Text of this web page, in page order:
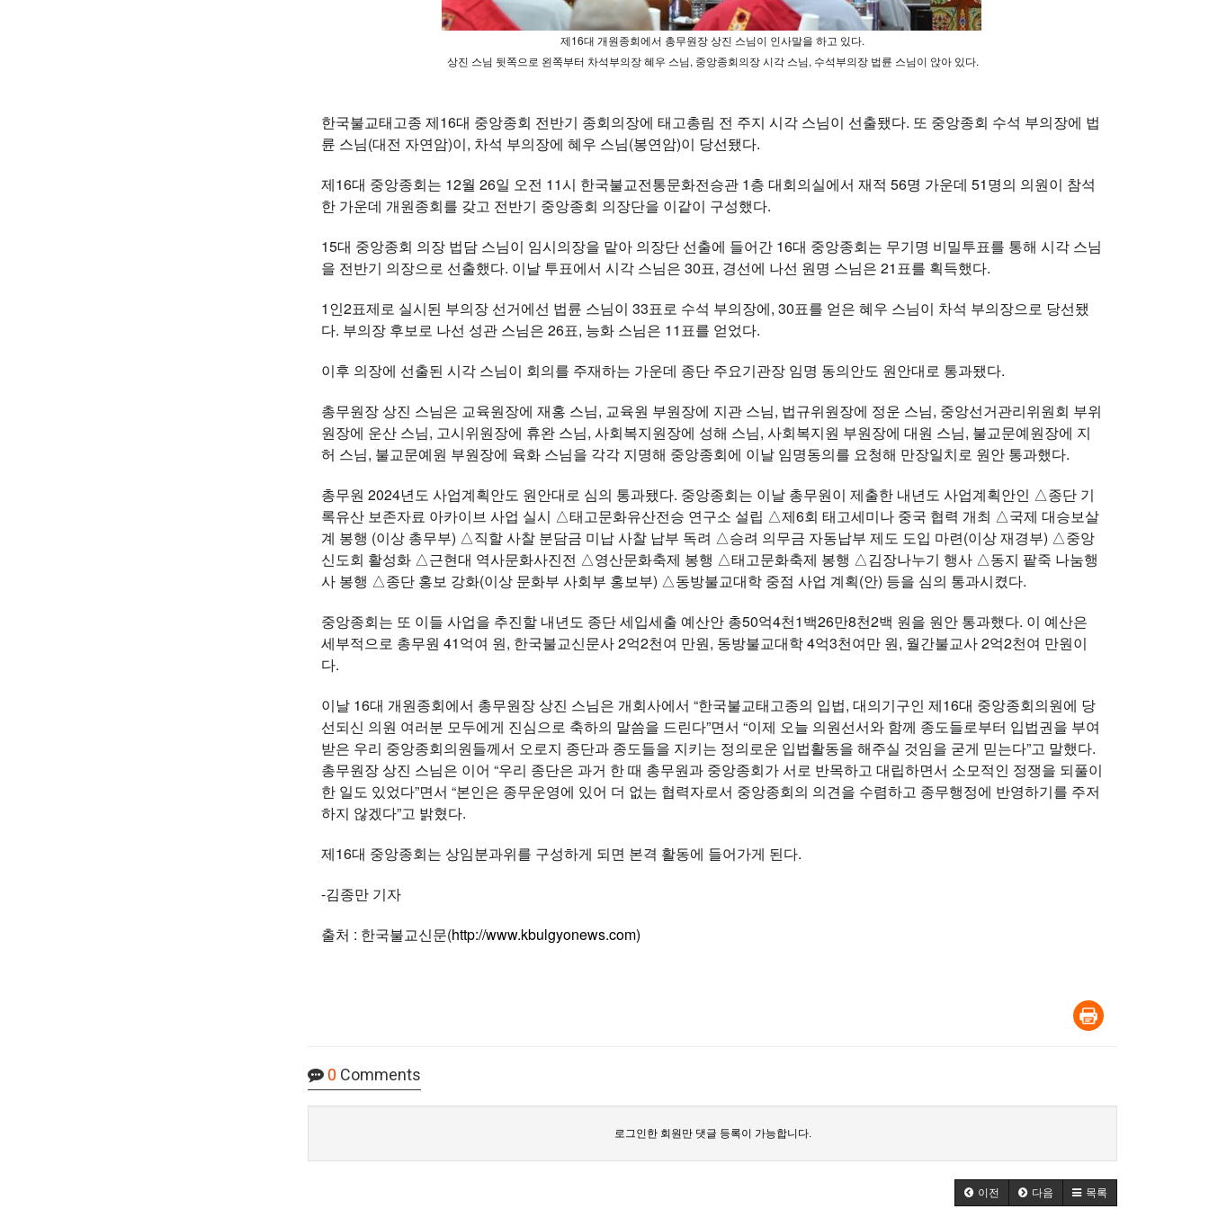
제16대 개원종회에서 총무원장 상진 스님이 인사말을 하고 있다.
상진 스님 뒷쪽으로 왼쪽부터 차석부의장 혜우 스님, 중앙종회의장 시각 스님, 수석부의장 법륜 스님이 앉아 있다.
한국불교태고종 제16대 중앙종회 전반기 종회의장에 태고총림 전 주지 시각 스님이 선출됐다. 또 중앙종회 수석 부의장에 법
륜 스님(대전 자연암)이, 차석 부의장에 혜우 스님(봉연암)이 당선됐다.
제16대 중앙종회는 12월 26일 오전 11시 한국불교전통문화전승관 1층 대회의실에서 재적 56명 가운데 51명의 의원이 참석
한 가운데 개원종회를 갖고 전반기 중앙종회 의장단을 이같이 구성했다.
15대 중앙종회 의장 법담 스님이 임시의장을 맡아 의장단 선출에 들어간 16대 중앙종회는 무기명 비밀투표를 통해 시각 스님
을 전반기 의장으로 선출했다. 이날 투표에서 시각 스님은 30표, 경선에 나선 원명 스님은 21표를 획득했다.
1인2표제로 실시된 부의장 선거에선 법륜 스님이 33표로 수석 부의장에, 30표를 얻은 혜우 스님이 차석 부의장으로 당선됐
다. 부의장 후보로 나선 성관 스님은 26표, 능화 스님은 11표를 얻었다.
이후 의장에 선출된 시각 스님이 회의를 주재하는 가운데 종단 주요기관장 임명 동의안도 원안대로 통과됐다.
총무원장 상진 스님은 교육원장에 재홍 스님, 교육원 부원장에 지관 스님, 법규위원장에 정운 스님, 중앙선거관리위원회 부위
원장에 운산 스님, 고시위원장에 휴완 스님, 사회복지원장에 성해 스님, 사회복지원 부원장에 대원 스님, 불교문예원장에 지
허 스님, 불교문예원 부원장에 육화 스님을 각각 지명해 중앙종회에 이날 임명동의를 요청해 만장일치로 원안 통과했다.
총무원 2024년도 사업계획안도 원안대로 심의 통과됐다. 중앙종회는 이날 총무원이 제출한 내년도 사업계획안인 △종단 기
록유산 보존자료 아카이브 사업 실시 △태고문화유산전승 연구소 설립 △제6회 태고세미나 중국 협력 개최 △국제 대승보살
계 봉행 (이상 총무부) △직할 사찰 분담금 미납 사찰 납부 독려 △승려 의무금 자동납부 제도 도입 마련(이상 재경부) △중앙
신도회 활성화 △근현대 역사문화사진전 △영산문화축제 봉행 △태고문화축제 봉행 △김장나누기 행사 △동지 팥죽 나눔행
사 봉행 △종단 홍보 강화(이상 문화부 사회부 홍보부) △동방불교대학 중점 사업 계획(안) 등을 심의 통과시켰다.
중앙종회는 또 이들 사업을 추진할 내년도 종단 세입세출 예산안 총50억4천1백26만8천2백 원을 원안 통과했다. 이 예산은
세부적으로 총무원 41억여 원, 한국불교신문사 2억2천여 만원, 동방불교대학 4억3천여만 원, 월간불교사 2억2천여 만원이
다.
이날 16대 개원종회에서 총무원장 상진 스님은 개회사에서 “한국불교태고종의 입법, 대의기구인 제16대 중앙종회의원에 당
선되신 의원 여러분 모두에게 진심으로 축하의 말씀을 드린다”면서 “이제 오늘 의원선서와 함께 종도들로부터 입법권을 부여
받은 우리 중앙종회의원들께서 오로지 종단과 종도들을 지키는 정의로운 입법활동을 해주실 것임을 굳게 믿는다”고 말했다.
총무원장 상진 스님은 이어 “우리 종단은 과거 한 때 총무원과 중앙종회가 서로 반목하고 대립하면서 소모적인 정쟁을 되풀이
한 일도 있었다”면서 “본인은 종무운영에 있어 더 없는 협력자로서 중앙종회의 의견을 수렴하고 종무행정에 반영하기를 주저
하지 않겠다”고 밝혔다.
제16대 중앙종회는 상임분과위를 구성하게 되면 본격 활동에 들어가게 된다.
-김종만 기자
출처 : 한국불교신문(http://www.kbulgyonews.com)
0 Comments
로그인한 회원만 댓글 등록이 가능합니다.
이전 다음 목록